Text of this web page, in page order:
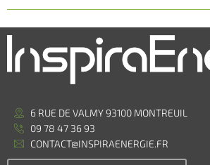
6 RUE DE VALMY 93100 MONTREUIL
09 78 47 36 93
CONTACT@INSPIRAENERGIE.FR